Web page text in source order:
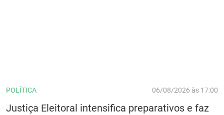
POLÍTICA 06/08/2026 às 17:00
Justiça Eleitoral intensifica preparativos e faz